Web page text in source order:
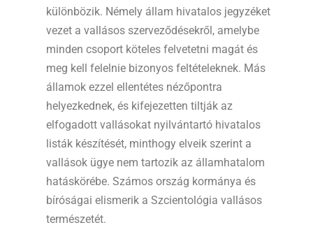
különbözik. Némely állam hivatalos jegyzéket
vezet a vallásos szerveződésekről, amelybe
minden csoport köteles felvetetni magát és
meg kell felelnie bizonyos feltételeknek. Más
államok ezzel ellentétes nézőpontra
helyezkednek, és kifejezetten tiltják az
elfogadott vallásokat nyilvántartó hivatalos
listák készítését, minthogy elveik szerint a
vallások ügye nem tartozik az államhatalom
hatáskörébe. Számos ország kormánya és
bíróságai elismerik a Szcientológia vallásos
természetét.